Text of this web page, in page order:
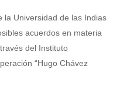
la Universidad de las Indias
acuerdos en materia
del Instituto
“Hugo Chávez